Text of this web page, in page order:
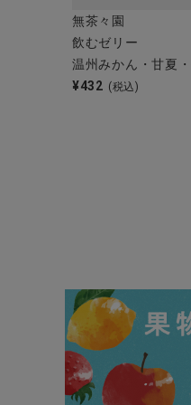
全ての商品
CONTENTS
無茶々園
飲むゼリー
温州みかん・甘夏
¥432 (税込)